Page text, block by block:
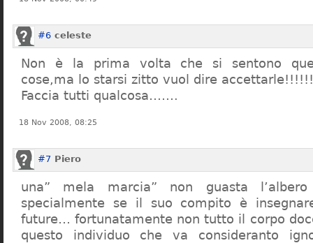
#6 celeste
Non è la prima volta che si sentono
cose,ma lo starsi zitto vuol dire accettarle!!!!!!
Faccia tutti qualcosa…….
18 Nov 2008, 08:25
#7 Piero
una” mela marcia” non guasta
specialmente se il suo compito è
future… fortunatamente non tutto il corpo
questo individuo che va consideranto